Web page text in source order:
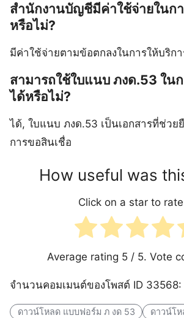
สำนักงานบัญชีมีค่าใช้จ่ายในก
หรือไม่?
มีค่าใช้จ่ายตามข้อตกลงในการให้บริก
สามารถใช้ใบแนบ ภงด.53 ใน
ได้หรือไม่?
ได้, ใบแนบ ภงด.53 เป็นเอกสารที่ช่วย
การขอสินเชื่อ
How useful was
Click on a star to
Average rating 5 / 5. Vote
จำนวนคอมเมนต์ของโพสต์ ID 33568:
ดาวน์โหลด แบบฟอร์ม ภ งด 53
ดาวน์โ